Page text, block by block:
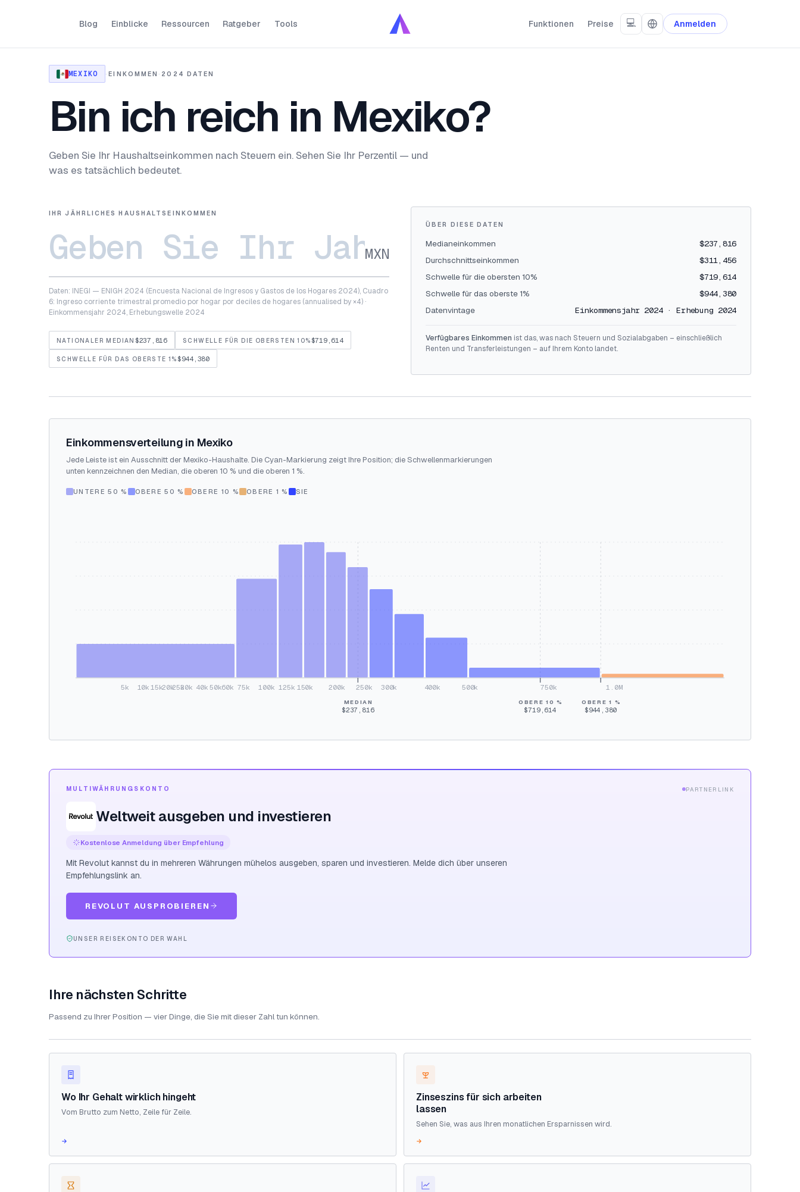
Blog Einblicke Ressourcen Ratgeber Tools Funktionen Preise 💻 Anmelden
MEXIKO ·EINKOMMEN · 2024 DATEN
Bin ich reich in Mexiko?
Geben Sie Ihr Haushaltseinkommen nach Steuern ein. Sehen Sie Ihr Perzentil — und
was es tatsächlich bedeutet.
IHR JÄHRLICHES HAUSHALTSEINKOMMEN
MXN
Daten: INEGI — ENIGH 2024 (Encuesta Nacional de Ingresos y Gastos de los Hogares 2024), Cuadro
6: Ingreso corriente trimestral promedio por hogar por deciles de hogares (annualised by ×4) ·
Einkommensjahr 2024, Erhebungswelle 2024
NATIONALER MEDIAN $237,816 SCHWELLE FÜR DIE OBERSTEN 10%$719,614
SCHWELLE FÜR DAS OBERSTE 1%$944,380
ÜBER DIESE DATEN
Medianeinkommen
$237,816
Durchschnittseinkommen
$311,456
Schwelle für die obersten 10%
$719,614
Schwelle für das oberste 1%
$944,380
Datenvintage
Einkommensjahr 2024 · Erhebung 2024
Verfügbares Einkommen ist das, was nach Steuern und Sozialabgaben – einschließlich
Renten und Transferleistungen – auf Ihrem Konto landet.
Einkommensverteilung in Mexiko
Jede Leiste ist ein Ausschnitt der Mexiko-Haushalte. Die Cyan-Markierung zeigt Ihre Position; die Schwellenmarkierungen
unten kennzeichnen den Median, die oberen 10 % und die oberen 1 %.
UNTERE 50 % OBERE 50 % OBERE 10 % OBERE 1 % SIE
5k 10k 15k20k25k30k 40k 50k60k 75k 100k 125k 150k 200k 250k 300k 400k 500k 750k 1.0M
MEDIAN
$237,816
OBERE 10 %
$719,614
OBERE 1 %
$944,380
MULTIWÄHRUNGSKONTO PARTNERLINK
Weltweit ausgeben und investieren
Kostenlose Anmeldung über Empfehlung
Mit Revolut kannst du in mehreren Währungen mühelos ausgeben, sparen und investieren. Melde dich über unseren
Empfehlungslink an.
REVOLUT AUSPROBIEREN
UNSER REISEKONTO DER WAHL
Ihre nächsten Schritte
Passend zu Ihrer Position — vier Dinge, die Sie mit dieser Zahl tun können.
Wo Ihr Gehalt wirklich hingeht
Vom Brutto zum Netto, Zeile für Zeile.
→
Zinseszins für sich arbeiten
lassen
Sehen Sie, was aus Ihren monatlichen Ersparnissen wird.
→